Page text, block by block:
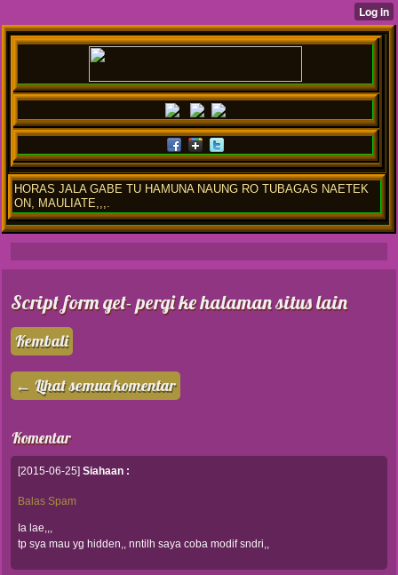
HORAS JALA GABE TU HAMUNA NAUNG RO TUBAGAS NAETEK
ON, MAULIATE,,,.
Script form get- pergi ke halaman situs lain
Kembali
← Lihat semua komentar
Komentar
[2015-06-25] Siahaan :
Balas Spam
Ia lae,,,
tp sya mau yg hidden,, nntilh saya coba modif sndri,,